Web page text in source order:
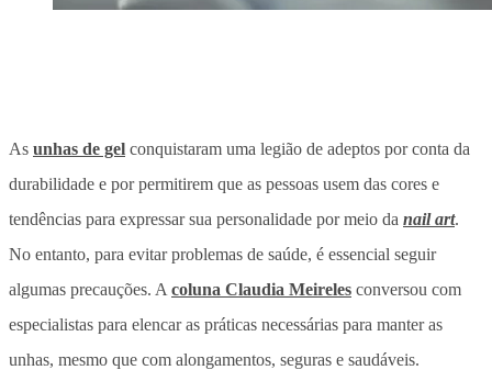
As unhas de gel conquistaram uma legião de adeptos por conta da
durabilidade e por permitirem que as pessoas usem das cores e
tendências para expressar sua personalidade por meio da nail art.
No entanto, para evitar problemas de saúde, é essencial seguir
algumas precauções. A coluna Claudia Meireles conversou com
especialistas para elencar as práticas necessárias para manter as
unhas, mesmo que com alongamentos, seguras e saudáveis.